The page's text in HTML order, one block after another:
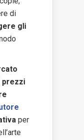
di
gli
prezzi
per